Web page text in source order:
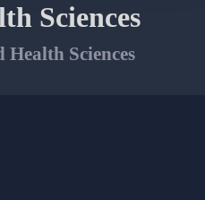
Sciences
Health Sciences